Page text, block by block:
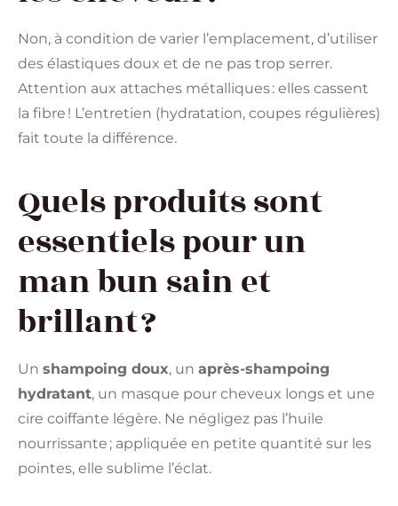
Non, à condition de varier l’emplacement, d’utiliser
des élastiques doux et de ne pas trop serrer.
Attention aux attaches métalliques : elles cassent
la fibre ! L’entretien (hydratation, coupes régulières)
fait toute la différence.
Quels produits sont
essentiels pour un
man bun sain et
brillant ?
Un shampoing doux, un après-shampoing
hydratant, un masque pour cheveux longs et une
cire coiffante légère. Ne négligez pas l’huile
nourrissante ; appliquée en petite quantité sur les
pointes, elle sublime l’éclat.